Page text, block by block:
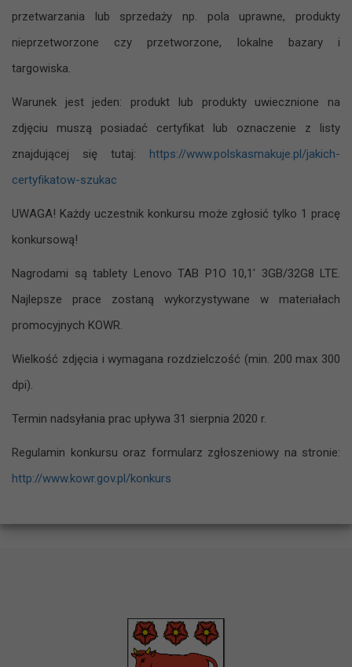
przetwarzania lub sprzedaży np. pola uprawne, produkty
nieprzetworzone czy przetworzone, lokalne bazary i
targowiska.
Warunek jest jeden: produkt lub produkty uwiecznione na
zdjęciu muszą posiadać certyfikat lub oznaczenie z listy
znajdującej się tutaj: https://www.polskasmakuje.pl/jakich-
certyfikatow-szukac
UWAGA! Każdy uczestnik konkursu może zgłosić tylko 1 pracę
konkursową!
Nagrodami są tablety Lenovo TAB P1O 10,1′ 3GB/32G8 LTE.
Najlepsze prace zostaną wykorzystywane w materiałach
promocyjnych KOWR.
Wielkość zdjęcia i wymagana rozdzielczość (min. 200 max 300
dpi).
Termin nadsyłania prac upływa 31 sierpnia 2020 r.
Regulamin konkursu oraz formularz zgłoszeniowy na stronie:
http://www.kowr.gov.pl/konkurs